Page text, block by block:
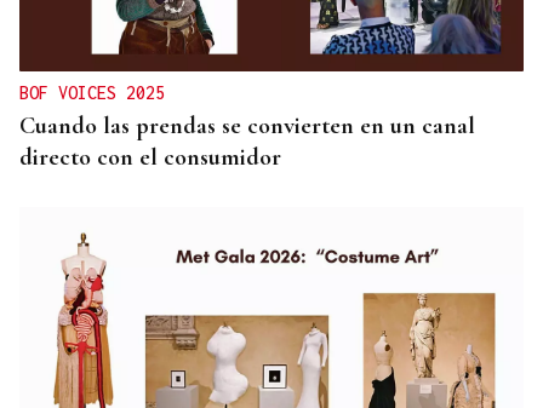
BOF VOICES 2025
Cuando las prendas se convierten en un canal
directo con el consumidor